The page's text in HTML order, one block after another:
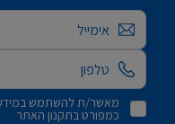
אימייל
מאשר/ת להשתמש במידע
כמפורט בתקנון האתר